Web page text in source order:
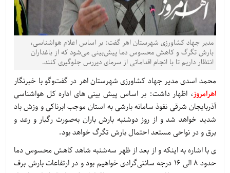
مدیر جهاد کشاورزی شهرستان اهر گفت: بر اساس اعلام هواشناسی،
بارش تگرگ و کاهش محسوس دما پیش‌بینی می‌شود که از باغداران
انتظار داریم تا با انجام اقداماتی از سرمای دیررس جلوگیری کنند.
محمد اسدی مدیر جهاد کشاورزی شهرستان اهر در گفت‌وگو با خبرنگار
اهرامروز، اظهار داشت: بر اساس پیش بینی های اداره کل هواشناسی
آذربایجان شرقی نفوذ سامانه بارشی به استان موجب ابرناکی و وزش باد
شدید خواهد شد و از روز دوشنبه بارش باران به‌صورت رگبار و رعد و
برق و در نواحی مستعد احتمال بارش تگرگ خواهد بود.
ی با اشاره به اینکه و از بعد از ظهر سه‌شنبه شاهد کاهش محسوس دما
حدود ۸ الی ۱۶ درجه سانتی‌گرادی خواهیم بود و در ارتفاعات بارش برف